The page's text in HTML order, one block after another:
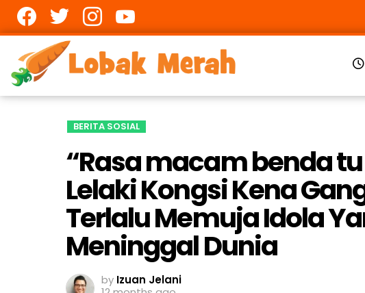
BERITA SOSIAL
“Rasa macam benda
Lelaki Kongsi Kena
Terlalu Memuja Idola
Meninggal Dunia
by Izuan Jelani